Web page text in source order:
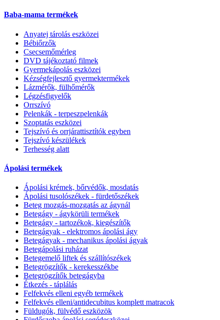
Baba-mama termékek
Anyatej tárolás eszközei
Bébiőrzők
Csecsemőmérleg
DVD tájékoztató filmek
Gyermekápolás eszközei
Kézségfejlesztő gyermektermékek
Lázmérők, fülhőmérők
Légzésfigyelők
Orrszívó
Pelenkák - terpeszpelenkák
Szoptatás eszközei
Tejszívó és orrjárattisztítók egyben
Tejszívó készülékek
Terhesség alatt
Ápolási termékek
Ápolási krémek, bőrvédők, mosdatás
Ápolási tusolószékek - fürdetőszékek
Beteg mozgás-mozgatás az ágynál
Betegágy - ágykörüli termékek
Betegágy - tartozékok, kiegészítők
Betegágyak - elektromos ápolási ágy
Betegágyak - mechanikus ápolási ágyak
Betegápolási ruházat
Betegemelő liftek és szállítószékek
Betegrögzítők - kerekesszékbe
Betegrögzítők betegágyba
Étkezés - táplálás
Felfekvés elleni egyéb termékek
Felfekvés elleni/antidecubitus komplett matracok
Füldugók, fülvédő eszközök